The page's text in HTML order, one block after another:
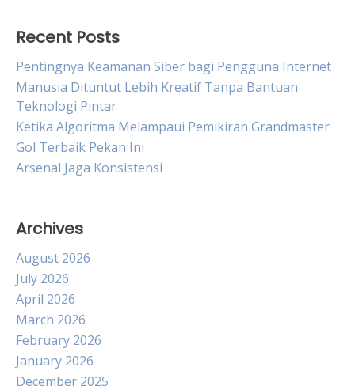
Recent Posts
Pentingnya Keamanan Siber bagi Pengguna Internet
Manusia Dituntut Lebih Kreatif Tanpa Bantuan
Teknologi Pintar
Ketika Algoritma Melampaui Pemikiran Grandmaster
Gol Terbaik Pekan Ini
Arsenal Jaga Konsistensi
Archives
August 2026
July 2026
April 2026
March 2026
February 2026
January 2026
December 2025